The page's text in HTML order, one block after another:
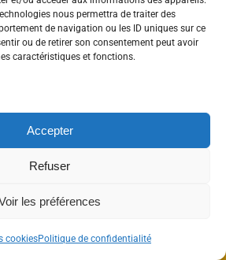
nous permettra de traiter des
de navigation ou les ID uniques sur ce
ou de retirer son consentement peut avoir
caractéristiques et fonctions.
Accepter
Refuser
les préférences
cookiesPolitique de confidentialité